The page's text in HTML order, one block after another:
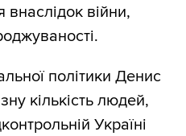
війни,
політики Денис
кількість людей,
Україні